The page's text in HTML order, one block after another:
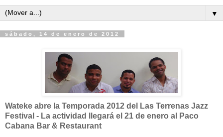
▼
sábado, 14 de enero de 2012
Wateke abre la Temporada 2012 del Las Terrenas Jazz
Festival - La actividad llegará el 21 de enero al Paco
Cabana Bar & Restaurant